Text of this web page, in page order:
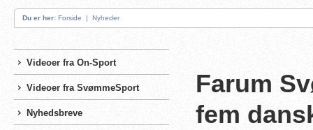
Du er her: Forside | Nyheder
Videoer fra On-Sport
Videoer fra SvømmeSport
Nyhedsbreve
Farum
fem